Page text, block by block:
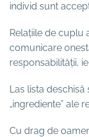
individ sunt
Relațiile de cuplu
comunicare
responsabilității,
Las lista
„ingrediente” ale
Cu drag de